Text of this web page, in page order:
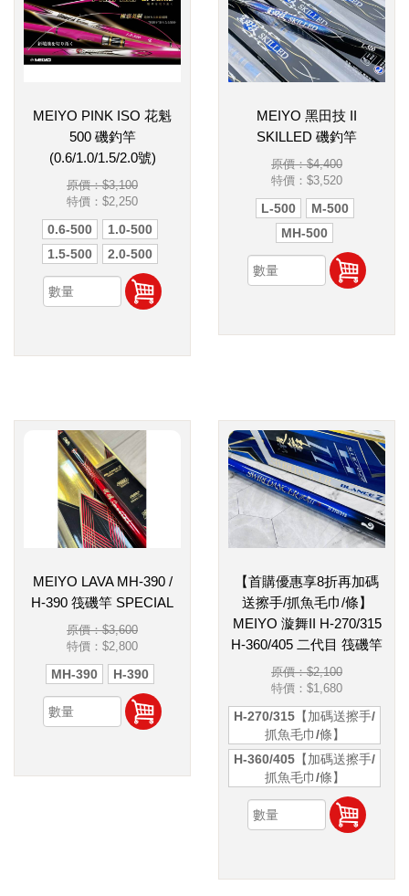
MEIYO PINK ISO 花魁
500 磯釣竿
(0.6/1.0/1.5/2.0號)
原價：$3,100
特價： $2,250
0.6-500
1.0-500
1.5-500
2.0-500
MEIYO 黑田技 II
SKILLED 磯釣竿
原價：$4,400
特價： $3,520
L-500
M-500
MH-500
MEIYO LAVA MH-390 /
H-390 筏磯竿 SPECIAL
原價：$3,600
特價： $2,800
MH-390 H-390
【首購優惠享8折再加碼
送擦手/抓魚毛巾/條】
MEIYO 漩舞II H-270/315
H-360/405 二代目 筏磯竿
原價：$2,100
特價： $1,680
H-270/315【加碼送擦手/
抓魚毛巾/條】
H-360/405【加碼送擦手/
抓魚毛巾/條】